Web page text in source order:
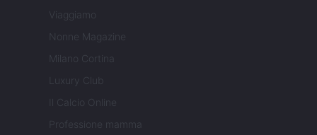
Viaggiamo
Nonne Magazine
Milano Cortina
Luxury Club
Il Calcio Online
Professione mamma